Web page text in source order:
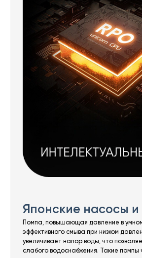
Японские насосы
Помпа, повышающая давление в умном
эффективного смыва при низком
увеличивает напор воды, что
слабого водоснабжения. Такие